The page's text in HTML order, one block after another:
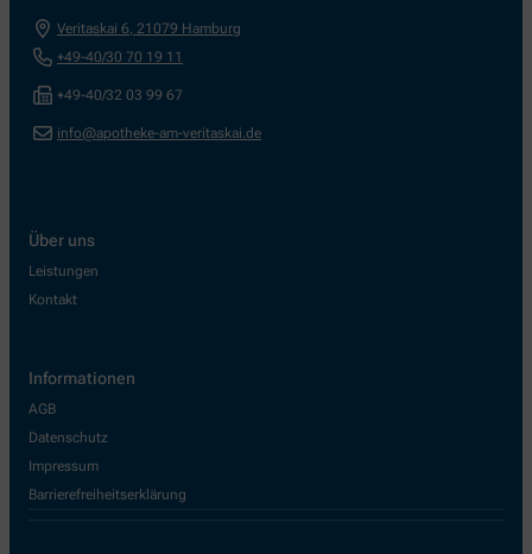
Veritaskai 6, 21079 Hamburg
+49-40/30 70 19 11
+49-40/32 03 99 67
info@apotheke-am-veritaskai.de
Über uns
Leistungen
Kontakt
Informationen
AGB
Datenschutz
Impressum
Barrierefreiheitserklärung